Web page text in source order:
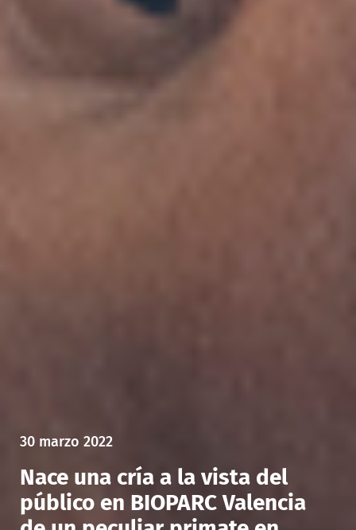
30 marzo 2022
Nace una cría a la vista del
público en BIOPARC Valencia